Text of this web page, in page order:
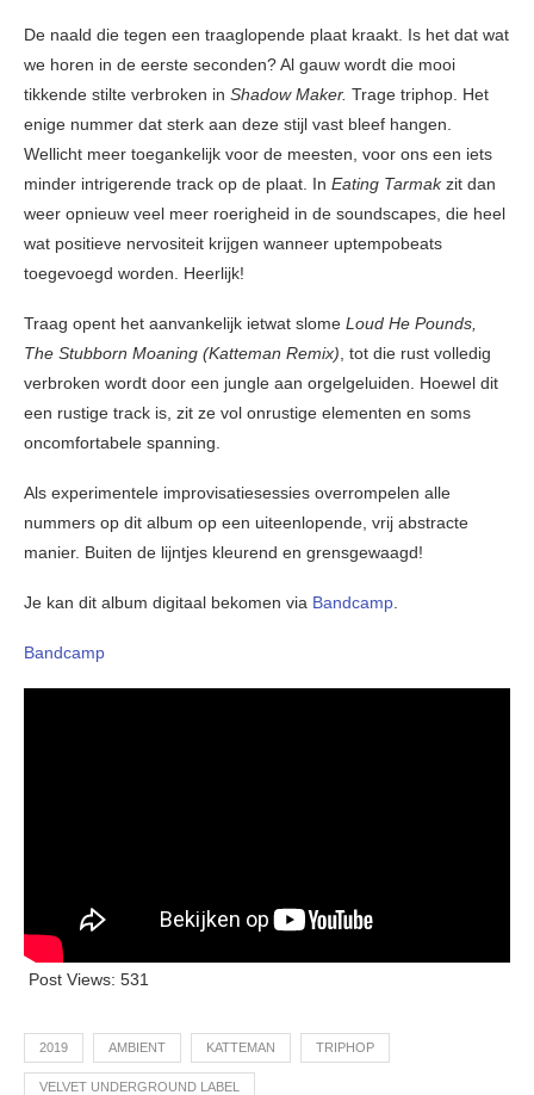
De naald die tegen een traaglopende plaat kraakt. Is het dat wat
we horen in de eerste seconden? Al gauw wordt die mooi
tikkende stilte verbroken in Shadow Maker. Trage triphop. Het
enige nummer dat sterk aan deze stijl vast bleef hangen.
Wellicht meer toegankelijk voor de meesten, voor ons een iets
minder intrigerende track op de plaat. In Eating Tarmakzit dan
weer opnieuw veel meer roerigheid in de soundscapes, die heel
wat positieve nervositeit krijgen wanneer uptempobeats
toegevoegd worden. Heerlijk!
Traag opent het aanvankelijk ietwat slome Loud He Pounds,
The Stubborn Moaning (Katteman Remix), tot die rust volledig
verbroken wordt door een jungle aan orgelgeluiden. Hoewel dit
een rustige track is, zit ze vol onrustige elementen en soms
oncomfortabele spanning.
Als experimentele improvisatiesessies overrompelen alle
nummers op dit album op een uiteenlopende, vrij abstracte
manier. Buiten de lijntjes kleurend en grensgewaagd!
Je kan dit album digitaal bekomen via Bandcamp.
Bandcamp
Post Views: 531
2019 AMBIENT KATTEMAN TRIPHOP
VELVET UNDERGROUND LABEL